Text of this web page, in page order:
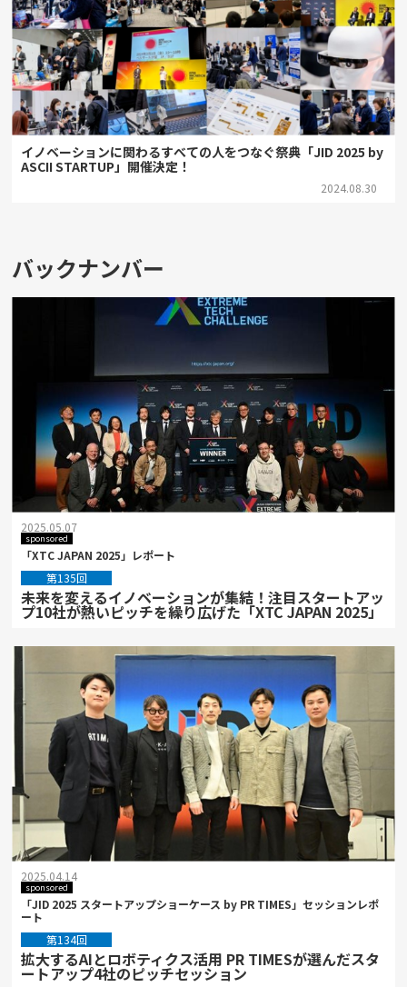
イノベーションに関わるすべての人をつなぐ祭典「JID 2025 by
ASCII STARTUP」開催決定！
2024.08.30
バックナンバー
2025.05.07
sponsored
「XTC JAPAN 2025」レポート
第135回
未来を変えるイノベーションが集結！注目スタートアッ
プ10社が熱いピッチを繰り広げた「XTC JAPAN 2025」
2025.04.14
sponsored
「JID 2025 スタートアップショーケース by PR TIMES」セッションレポ
ート
第134回
拡大するAIとロボティクス活用 PR TIMESが選んだスタ
ートアップ4社のピッチセッション